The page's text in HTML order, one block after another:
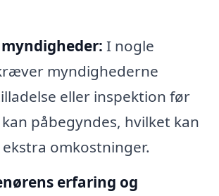
I nogle
myndighederne
eller inspektion før
påbegyndes, hvilket kan
omkostninger.
erfaring og